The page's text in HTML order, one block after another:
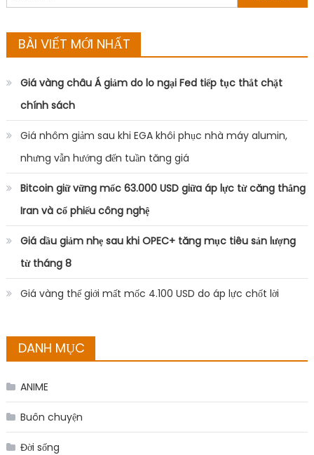
for:
BÀI VIẾT MỚI NHẤT
Giá vàng châu Á giảm do lo ngại Fed tiếp tục thắt chặt
chính sách
Giá nhôm giảm sau khi EGA khôi phục nhà máy alumin,
nhưng vẫn hướng đến tuần tăng giá
Bitcoin giữ vững mốc 63.000 USD giữa áp lực từ căng thẳng
Iran và cổ phiếu công nghệ
Giá dầu giảm nhẹ sau khi OPEC+ tăng mục tiêu sản lượng
từ tháng 8
Giá vàng thế giới mất mốc 4.100 USD do áp lực chốt lời
DANH MỤC
ANIME
Buôn chuyện
Đời sống